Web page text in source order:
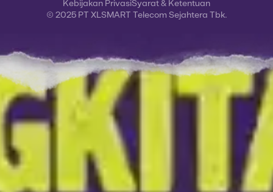
© 2025 PT XLSMART Telecom Sejahtera Tbk.
Kebijakan PrivasiSyarat & Ketentuan